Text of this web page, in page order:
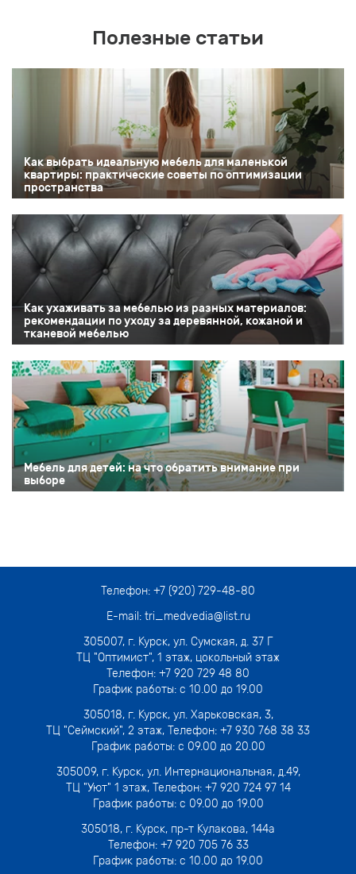
Полезные статьи
Как выбрать идеальную мебель для маленькой
квартиры: практические советы по оптимизации
пространства
Как ухаживать за мебелью из разных материалов:
рекомендации по уходу за деревянной, кожаной и
тканевой мебелью
Мебель для детей: на что обратить внимание при
выборе
Телефон: +7 (920) 729-48-80
E-mail: tri_medvedia@list.ru
305007, г. Курск, ул. Сумская, д. 37 Г
ТЦ "Оптимист", 1 этаж, цокольный этаж
Телефон: +7 920 729 48 80
График работы: с 10.00 до 19.00
305018,г. Курск, ул. Харьковская, 3,
ТЦ "Сеймский", 2 этаж, Телефон: +7 930 768 38 33
График работы: с 09.00 до 20.00
305009, г. Курск, ул. Интернациональная, д.49,
ТЦ "Уют" 1 этаж, Телефон: +7 920 724 97 14
График работы: с 09.00 до 19.00
305018, г. Курск, пр-т Кулакова, 144а
Телефон: +7 920 705 76 33
График работы: с 10.00 до 19.00